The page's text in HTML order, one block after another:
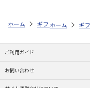
ホーム ギフトストア
ホーム ギ
ご利用ガイド
お問い合わせ